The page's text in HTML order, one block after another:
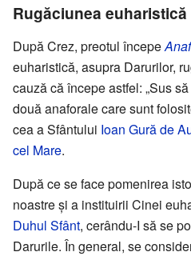
Rugăciunea euharistică
După Crez, preotul începe
euharistică, asupra Darurilor,
cauză că începe astfel: „Sus
două anaforale care sunt
cea a Sfântului Ioan Gură de
cel Mare.
După ce se face pomenirea
noastre și a instituirii Cinei
Duhul Sfânt, cerându-I să se
Darurile. În general, se